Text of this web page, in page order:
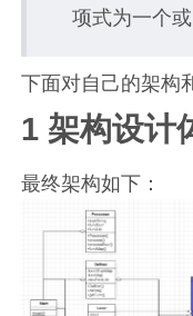
项式为一个
下面对自己的架构
1 架构设计
最终架构如下：